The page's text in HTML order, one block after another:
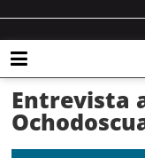
Entrevista